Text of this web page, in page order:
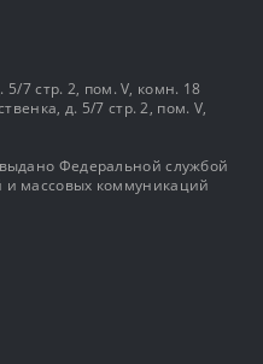
7 стр. 2, пом. V, комн. 18
д. 5/7 стр. 2, пом. V,
Федеральной службой
и массовых коммуникаций